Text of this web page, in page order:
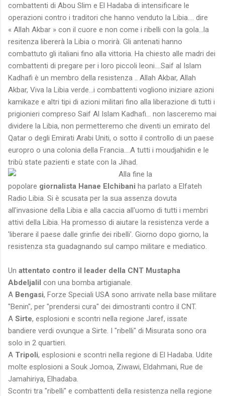
combattenti di Abou Slim e El Hadaba di intensificare le
operazioni contro i traditori che hanno venduto la Libia.... dire
« Allah Akbar » con il cuore e non come i ribelli con la gola...la
resitenza libererà la Libia o morirà. Gli antenati hanno
combattuto gli italiani fino alla vittoria. Ha chiesto alle madri dei
combattenti di pregare per i loro piccoli leoni....Saif al Islam
Kadhafi è un membro della resistenza .. Allah Akbar, Allah
Akbar, Viva la Libia verde...i combattenti vogliono iniziare azioni
kamikaze e altri tipi di azioni militari fino alla liberazione di tutti i
prigionieri compreso Saif Al Islam Kadhafi... non lasceremo mai
dividere la Libia, non permetteremo che diventi un emirato del
Qatar o degli Emirati Arabi Uniti, o sotto il controllo di un paese
europro o una colonia della Francia....A tutti i moudjahidin e le
tribù state pazienti e state con la Jihad.
Alla fine la
popolare giornalista Hanae Elchibani ha parlato a Elfateh
Radio Libia. Si è scusata per la sua assenza dovuta
all'invasione della Libia e alla caccia all'uomo di tutti i membri
attivi della Libia. Ha promesso di aiutare la resistenza verde a
'liberare il paese dalle grinfie dei ribelli'. Giorno dopo giorno, la
resistenza sta guadagnando sul campo militare e mediatico.
Un attentato contro il leader della CNT Mustapha
Abdeljalil con una bomba artigianale.
A Bengasi, Forze Speciali USA sono arrivate nella base militare
"Benin", per "prendersi cura" dei dimostranti contro il CNT.
A Sirte, esplosioni e scontri nella regione Jaref, issate
bandiere verdi ovunque a Sirte. I "ribelli" di Misurata sono ora
solo in 2 quartieri.
A Tripoli, esplosioni e scontri nella regione di El Hadaba. Udite
molte esplosioni a Souk Jomoa, Ziwawi, Eldahmani, Rue de
Jamahiriya, Elhadaba.
Scontri tra "ribelli" e combattenti della resistenza nella regione